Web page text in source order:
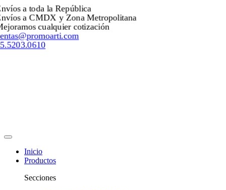
Envíos a toda la República
Envíos a CMDX y Zona Metropolitana
Mejoramos cualquier cotización
ventas@promoarti.com
55.5203.0610
Inicio
Productos
Secciones